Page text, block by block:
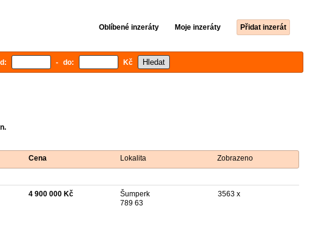
Oblíbené inzeráty Moje inzeráty Přidat inzerát
- do: Kč
Cena Lokalita Zobrazeno
4 900 000 Kč
Šumperk
789 63
3563 x